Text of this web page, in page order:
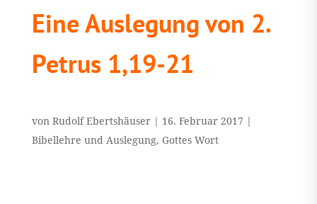
Eine Auslegung von 2.
Petrus 1,19-21
von Rudolf Ebertshäuser| 16. Februar 2017 |
Bibellehre und Auslegung, Gottes Wort